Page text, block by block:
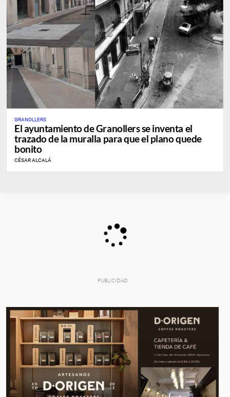
GRANOLLERS
El ayuntamiento de Granollers se inventa el
trazado de la muralla para que el plano quede
bonito
CÉSAR ALCALÁ